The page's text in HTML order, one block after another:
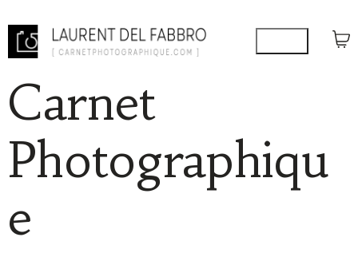
Carnet
Photographiqu
e